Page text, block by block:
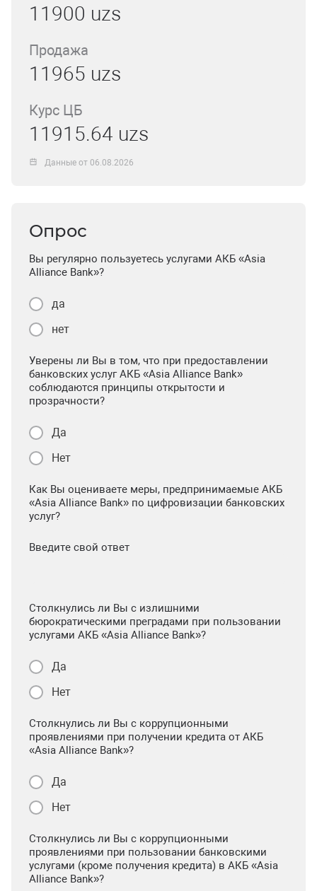
11900 uzs
Продажа
11965 uzs
Курс ЦБ
11915.64 uzs
Данные от 06.08.2026
Опрос
Вы регулярно пользуетесь услугами АКБ «Asia
Alliance Bank»?
да
нет
Уверены ли Вы в том, что при предоставлении
банковских услуг АКБ «Asia Alliance Bank»
соблюдаются принципы открытости и
прозрачности?
Да
Нет
Как Вы оцениваете меры, предпринимаемые АКБ
«Asia Alliance Bank» по цифровизации банковских
услуг?
Введите свой ответ
Столкнулись ли Вы с излишними
бюрократическими преградами при пользовании
услугами АКБ «Asia Alliance Bank»?
Да
Нет
Столкнулись ли Вы с коррупционными
проявлениями при получении кредита от АКБ
«Asia Alliance Bank»?
Да
Нет
Столкнулись ли Вы с коррупционными
проявлениями при пользовании банковскими
услугами (кроме получения кредита) в АКБ «Asia
Alliance Bank»?